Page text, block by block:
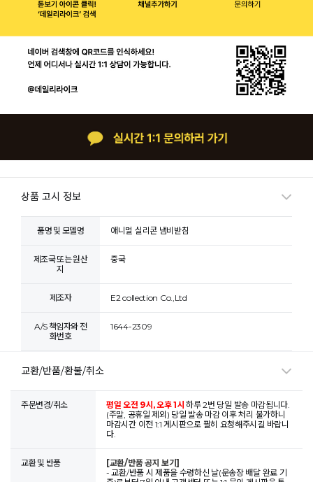
상품 고시 정보
품명 및 모델명 애니멀 실리콘 냄비받침
제조국 또는 원산
지
중국
제조자 E2 collection Co.,Ltd
A/S 책임자와 전
화번호
1644-2309
교환/반품/환불/취소
주문변경/취소 평일 오전 9시, 오후 1시하루 2번 당일 발송 마감됩니다.
(주말, 공휴일 제외) 당일 발송 마감 이후 처리 불가하니
마감시간 이전 1:1 게시판으로 필히 요청해주시길 바랍니
다.
교환 및 반품
[교환/반품 공지 보기]
- 교환/반품 시 제품을 수령하신 날(운송장 배달 완료 기